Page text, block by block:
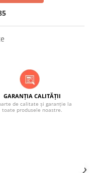
GARANȚIA CALITĂȚII
de calitate și garanție la
toate produsele noastre.